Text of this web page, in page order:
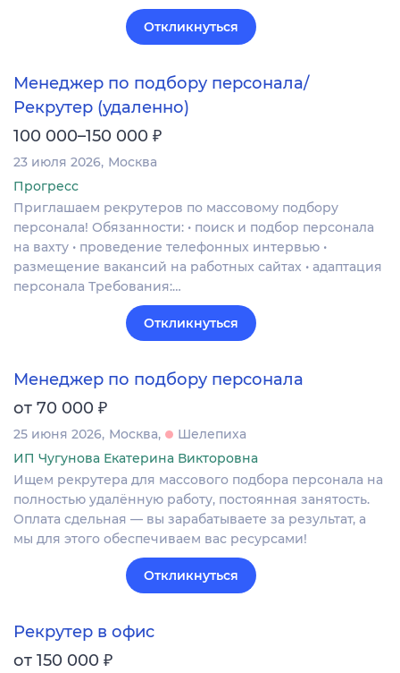
Откликнуться
Менеджер по подбору персонала/
Рекрутер (удаленно)
100 000–150 000 ₽
23 июля 2026 Москва
Прогресс
Приглашаем рекрутеров по массовому подбору
персонала! Обязанности: • поиск и подбор персонала
на вахту • проведение телефонных интервью •
размещение вакансий на работных сайтах • адаптация
персонала Требования:…
Откликнуться
Менеджер по подбору персонала
от 70 000 ₽
25 июня 2026 Москва
Шелепиха
ИП Чугунова Екатерина Викторовна
Ищем рекрутера для массового подбора персонала на
полностью удалённую работу, постоянная занятость.
Оплата сдельная — вы зарабатываете за результат, а
мы для этого обеспечиваем вас ресурсами!
Откликнуться
Рекрутер в офис
от 150 000 ₽